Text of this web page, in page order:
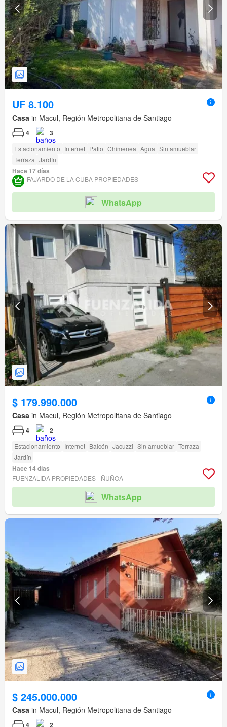
UF 8.100
Casa in Macul, Región Metropolitana de Santiago
4 3
Estacionamiento Internet Patio Chimenea Agua Sin amueblar
Terraza Jardín
Hace 17 días
FAJARDO DE LA CUBA PROPIEDADES
WhatsApp
$ 179.990.000
Casa in Macul, Región Metropolitana de Santiago
4 2
Estacionamiento Internet Balcón Jacuzzi Sin amueblar Terraza
Jardín
Hace 14 días
FUENZALIDA PROPIEDADES - ÑUÑOA
WhatsApp
$ 245.000.000
Casa in Macul, Región Metropolitana de Santiago
4 2